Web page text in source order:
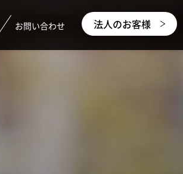
お問い合わせ 法人のお客様